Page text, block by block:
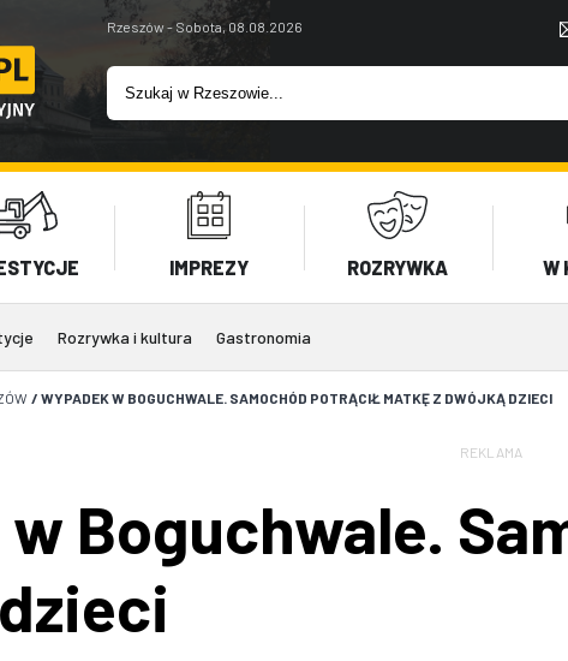
Rzeszów - Sobota, 08.08.2026
IMPREZY ROZRYWKA W
Rozrywka i kultura Gastronomia
/ WYPADEK W BOGUCHWALE. SAMOCHÓD POTRĄCIŁ MATKĘ Z DWÓJKĄ DZIECI
REKLAMA
Boguchwale.